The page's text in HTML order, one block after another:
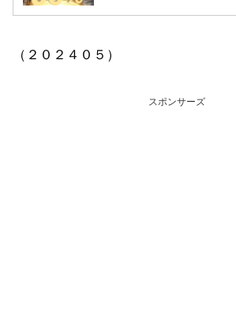
（２０２４０５）
スポンサーズ